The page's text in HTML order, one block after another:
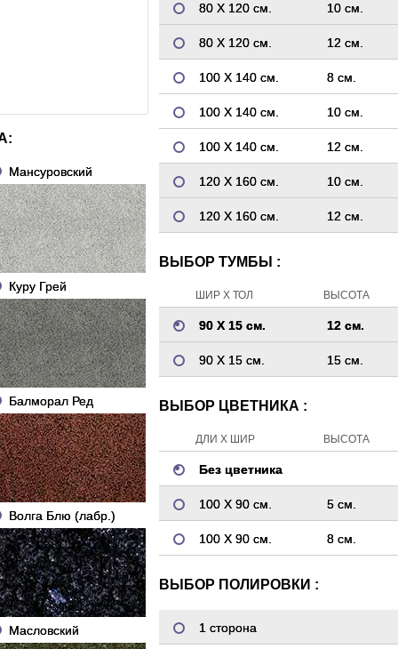
Мансуровский
Куру Грей
Балморал Ред
Волга Блю (лабр.)
Масловский
80 Х 120 см. 10 см.
80 Х 120 см. 12 см.
100 Х 140 см. 8 см.
100 Х 140 см. 10 см.
100 Х 140 см. 12 см.
120 Х 160 см. 10 см.
120 Х 160 см. 12 см.
ВЫБОР ТУМБЫ :
ШИР Х ТОЛ ВЫСОТА
90 Х 15 см. 12 см.
90 Х 15 см. 15 см.
ВЫБОР ЦВЕТНИКА :
ДЛИ Х ШИР ВЫСОТА
Без цветника
100 Х 90 см. 5 см.
100 Х 90 см. 8 см.
ВЫБОР ПОЛИРОВКИ :
1 сторона